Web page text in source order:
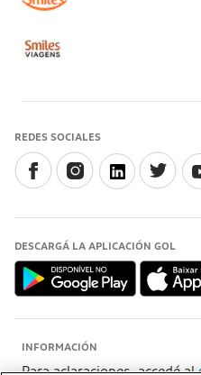
REDES SOCIALES
DESCARGÁ LA APLICACIÓN GOL
INFORMACIÓN
Para aclaraciones, accedé al